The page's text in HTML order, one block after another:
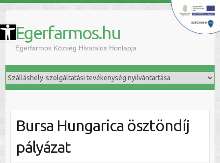
Eszköztár megnyitása Egerfarmos.hu
Egerfarmos Község Hivatalos Honlapja
Bursa Hungarica ösztöndíj
pályázat